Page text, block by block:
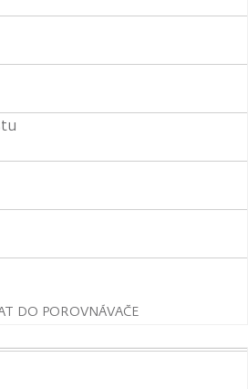
DO POROVNÁVAČE